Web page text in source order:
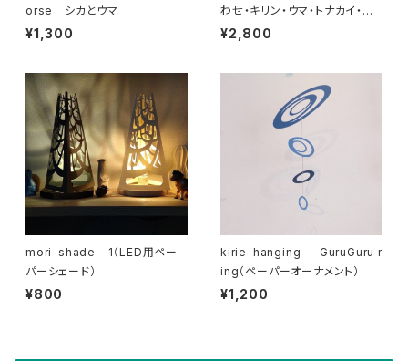
orse シカとウマ
¥1,300
わせ・キリン・ウマ・トナカイ・ラ
クダ・ロバ）
¥2,800
mori-shade--1（LED用ペー
パーシェード）
¥800
kirie-hanging---GuruGuru r
ing（ペーパーオーナメント）
¥1,200